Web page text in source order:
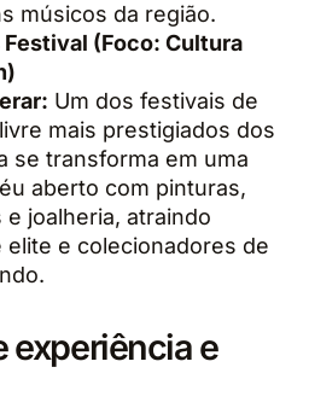
músicos da região.
(Foco: Cultura
Um dos festivais de
mais prestigiados dos
se transforma em uma
aberto com pinturas,
e joalheria, atraindo
elite e colecionadores de
experiência e